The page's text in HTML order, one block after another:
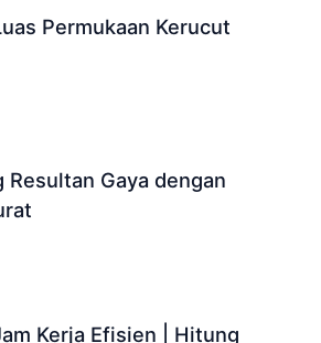
Permukaan Kerucut
Resultan Gaya dengan
Kerja Efisien | Hitung